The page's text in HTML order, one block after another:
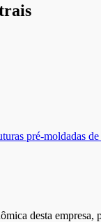
pré-moldadas
desta empresa,